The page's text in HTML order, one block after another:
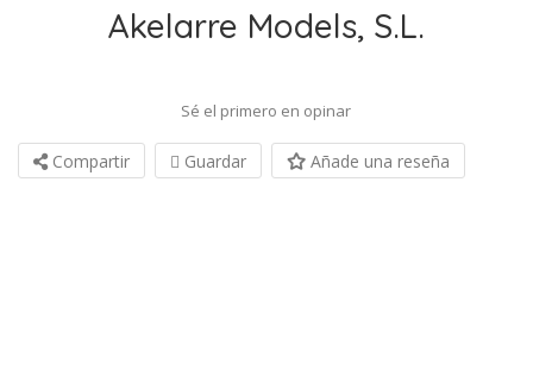
Akelarre Models, S.L.
Sé el primero en opinar
Compartir Guardar Añade una reseña